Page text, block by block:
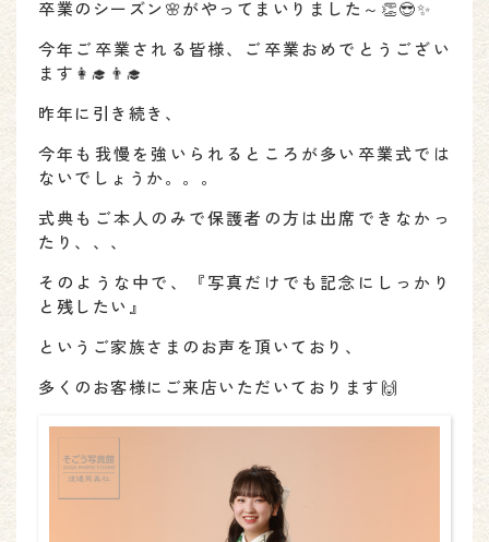
卒業のシーズン🌸がやってまいりました～👏😎✨
今年ご卒業される皆様、ご卒業おめでとうござい
ます👩‍🎓👨‍🎓
昨年に引き続き、
今年も我慢を強いられるところが多い卒業式では
ないでしょうか。。。
式典もご本人のみで保護者の方は出席できなかっ
たり、、、
そのような中で、『写真だけでも記念にしっかり
と残したい』
というご家族さまのお声を頂いており、
多くのお客様にご来店いただいております🙌